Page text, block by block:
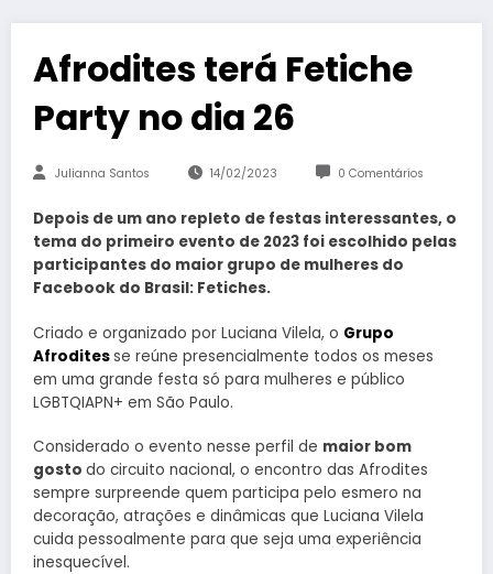
Afrodites terá Fetiche
Party no dia 26
Julianna Santos 14/02/2023 0 Comentários
Depois de um ano repleto de festas interessantes, o
tema do primeiro evento de 2023 foi escolhido pelas
participantes do maior grupo de mulheres do
Facebook do Brasil: Fetiches.
Criado e organizado por Luciana Vilela, o Grupo
Afroditesse reúne presencialmente todos os meses
em uma grande festa só para mulheres e público
LGBTQIAPN+ em São Paulo.
Considerado o evento nesse perfil de maior bom
gosto do circuito nacional, o encontro das Afrodites
sempre surpreende quem participa pelo esmero na
decoração, atrações e dinâmicas que Luciana Vilela
cuida pessoalmente para que seja uma experiência
inesquecível.